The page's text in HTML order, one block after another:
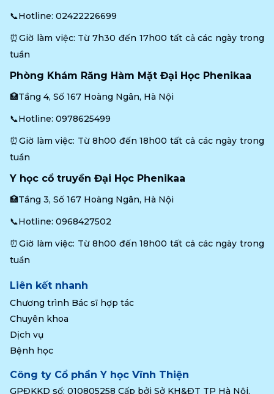
📞Hotline: 02422226699
⏰Giờ làm việc: Từ 7h30 đến 17h00 tất cả các ngày trong
tuần
Phòng Khám Răng Hàm Mặt Đại Học Phenikaa
🏥Tầng 4, Số 167 Hoàng Ngân, Hà Nội
📞Hotline: 0978625499
⏰Giờ làm việc: Từ 8h00 đến 18h00 tất cả các ngày trong
tuần
Y học cổ truyền Đại Học Phenikaa
🏥Tầng 3, Số 167 Hoàng Ngân, Hà Nội
📞Hotline: 0968427502
⏰Giờ làm việc: Từ 8h00 đến 18h00 tất cả các ngày trong
tuần
Liên kết nhanh
Chương trình Bác sĩ hợp tác
Chuyên khoa
Dịch vụ
Bệnh học
Công ty Cổ phần Y học Vĩnh Thiện
GPĐKKD số: 010805258 Cấp bởi Sở KH&ĐT TP Hà Nội.